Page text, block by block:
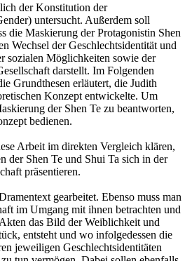
der Konstitution der
untersucht. Außerdem soll
die Maskierung der Protagonistin Shen
Wechsel der Geschlechtsidentität und
sozialen Möglichkeiten sowie der
darstellt. Im Folgenden
Grundthesen erläutert, die Judith
Konzept entwickelte. Um
der Shen Te zu beantworten,
bedienen.
Arbeit im direkten Vergleich klären,
der Shen Te und Shui Ta sich in der
präsentieren.
gearbeitet. Ebenso muss man
im Umgang mit ihnen betrachten und
das Bild der Weiblichkeit und
entsteht und wo infolgedessen die
jeweiligen Geschlechtsidentitäten